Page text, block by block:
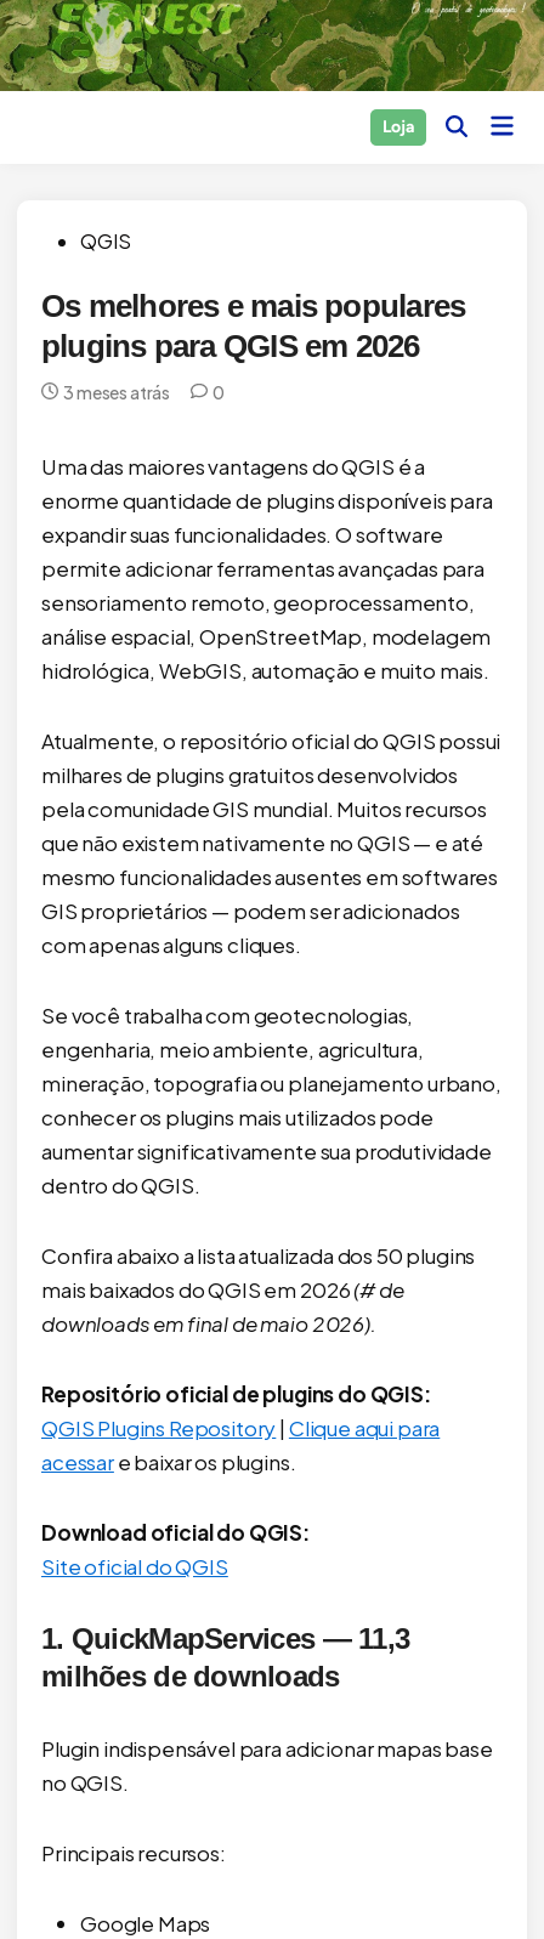
Skip
to
content
Loja Open Main
PostedQGIS
Os melhores e mais populares
plugins para QGIS em 2026
3 meses atrás 0
Uma das maiores vantagens do QGIS é a
enorme quantidade de plugins disponíveis para
expandir suas funcionalidades. O software
permite adicionar ferramentas avançadas para
sensoriamento remoto, geoprocessamento,
análise espacial, OpenStreetMap, modelagem
hidrológica, WebGIS, automação e muito mais.
Atualmente, o repositório oficial do QGIS possui
milhares de plugins gratuitos desenvolvidos
pela comunidade GIS mundial. Muitos recursos
que não existem nativamente no QGIS — e até
mesmo funcionalidades ausentes em softwares
GIS proprietários — podem ser adicionados
com apenas alguns cliques.
Se você trabalha com geotecnologias,
engenharia, meio ambiente, agricultura,
mineração, topografia ou planejamento urbano,
conhecer os plugins mais utilizados pode
aumentar significativamente sua produtividade
dentro do QGIS.
Confira abaixo a lista atualizada dos 50 plugins
mais baixados do QGIS em 2026(# de
downloads em final de maio 2026).
Repositório oficial de plugins do QGIS:
QGIS Plugins Repository| Clique aqui para
acessare baixar os plugins.
Download oficial do QGIS:
Site oficial do QGIS
1. QuickMapServices — 11,3
milhões de downloads
Plugin indispensável para adicionar mapas base
no QGIS.
Principais recursos:
Google Maps